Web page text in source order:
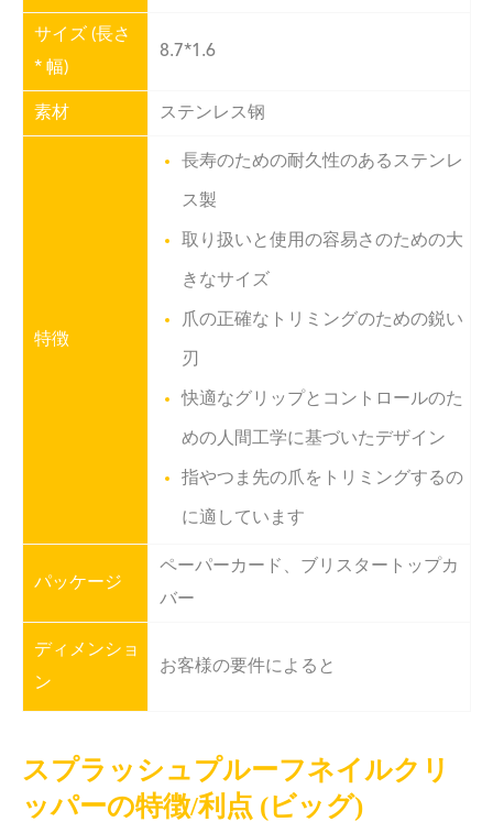
サイズ (長さ
* 幅)
8.7*1.6
素材 ステンレス钢
特徴
長寿のための耐久性のあるステンレ
ス製
取り扱いと使用の容易さのための大
きなサイズ
爪の正確なトリミングのための鋭い
刃
快適なグリップとコントロールのた
めの人間工学に基づいたデザイン
指やつま先の爪をトリミングするの
に適しています
パッケージ
ペーパーカード、ブリスタートップカ
バー
ディメンショ
ン
お客様の要件によると
スプラッシュプルーフネイルクリ
ッパーの特徴/利点 (ビッグ)